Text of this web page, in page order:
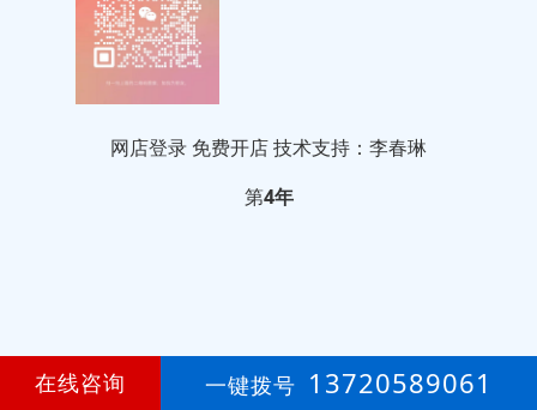
网店登录 免费开店技术支持：李春琳
第4年
在线咨询 一键拨号 13720589061